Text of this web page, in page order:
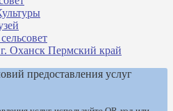
Оханск Пермский край
предоставления услуг